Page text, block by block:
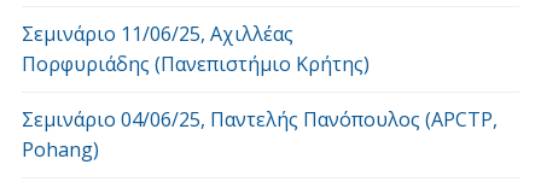
Σεμινάριο 11/06/25, Αχιλλέας
Πορφυριάδης (Πανεπιστήμιο Κρήτης)
Σεμινάριο 04/06/25, Παντελής Πανόπουλος (APCTP,
Pohang)